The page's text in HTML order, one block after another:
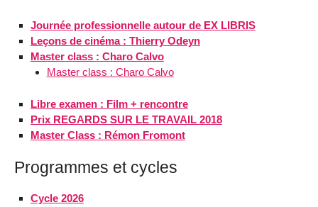
Journée professionnelle autour de EX LIBRIS
Leçons de cinéma : Thierry Odeyn
Master class : Charo Calvo
Master class : Charo Calvo
Libre examen : Film + rencontre
Prix REGARDS SUR LE TRAVAIL 2018
Master Class : Rémon Fromont
Programmes et cycles
Cycle 2026